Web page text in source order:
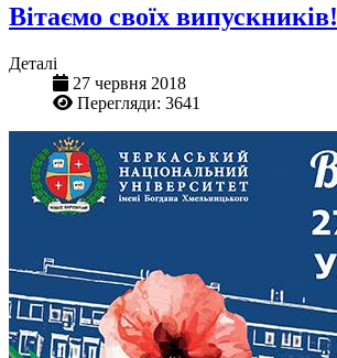
Вітаємо своїх випускників!
Деталі
27 червня 2018
Перегляди: 3641